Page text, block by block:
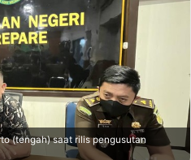
(tengah) saat rilis pengusutan